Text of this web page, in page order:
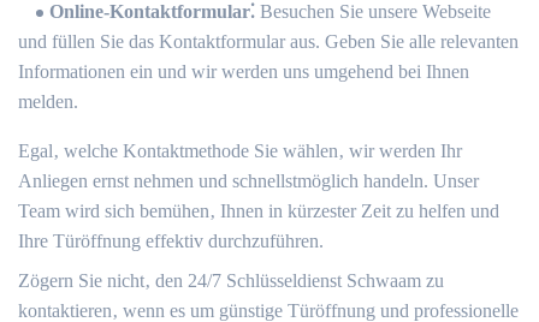
Online-Kontaktformular⁚ Besuchen Sie unsere Webseite
und füllen Sie das Kontaktformular aus.​ Geben Sie alle relevanten
Informationen ein und wir werden uns umgehend bei Ihnen
melden.
Egal‚ welche Kontaktmethode Sie wählen‚ wir werden Ihr
Anliegen ernst nehmen und schnellstmöglich handeln. Unser
Team wird sich bemühen‚ Ihnen in kürzester Zeit zu helfen und
Ihre Türöffnung effektiv durchzuführen.
Zögern Sie nicht‚ den 24/7 Schlüsseldienst Schwaam zu
kontaktieren‚ wenn es um günstige Türöffnung und professionelle